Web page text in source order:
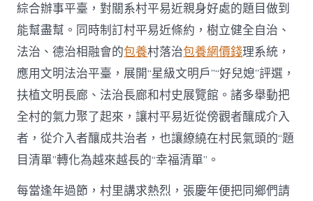
綜合辦事平臺，對關系村平易近親身好處的題目做到
能幫盡幫。同時制訂村平易近條約，樹立健全自治、
法治、德治相融會的包養村落治包養網價錢理系統，
應用文明法治平臺，展開“星級文明戶”“好兒媳”評選，
扶植文明長廊、法治長廊和村史展覽館。諸多舉動把
全村的氣力聚了起來，讓村平易近從傍觀者釀成介入
者，從介入者釀成共治者，也讓繚繞在村民氣頭的“題
目清單”轉化為越來越長的“幸福清單”。
每當逢年過節，村里講求熱烈，張慶年便把同鄉們請